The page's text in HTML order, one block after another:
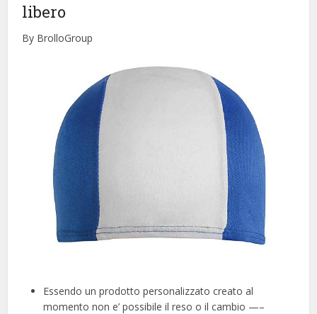
libero
By BrolloGroup
Essendo un prodotto personalizzato creato al
momento non e’ possibile il reso o il cambio —–